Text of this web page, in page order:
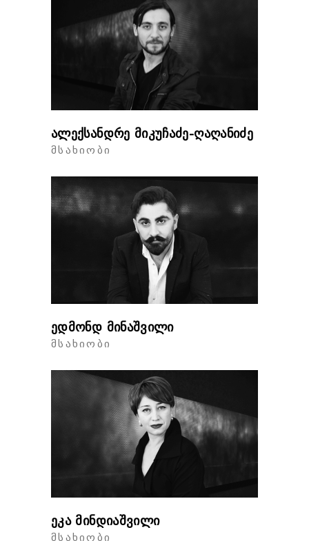
ალექსანდრე მიკუჩაძე-ღაღანიძე
ᲛᲡᲐᲮᲘᲝᲑᲘ
ედმონდ მინაშვილი
ᲛᲡᲐᲮᲘᲝᲑᲘ
ეკა მინდიაშვილი
ᲛᲡᲐᲮᲘᲝᲑᲘ